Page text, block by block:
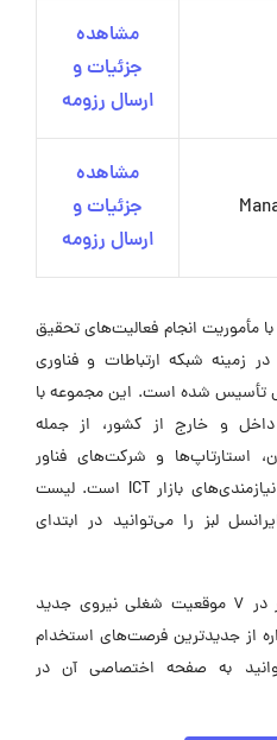
مشاهده
جزئیات و
ارسال رزومه
مشاهده
جزئیات و
ارسال رزومه
مجموعه ایرانسل‌لبز از سال ۱۳۹۸ با مأموریت انجام فعالیت‌های تحقیق
زمینه شبکه ارتباطات و فناوری
تأسیس شده است. این مجموعه با
و خارج از کشور، از جمله
استارتاپ‌ها و شرکت‌های فناور
فعالیت می‌کند. هدف آن تأمین نیازمندی‌های بازار ICT است. لیست
لبز را می‌توانید در ابتدای
ایرانسل لبز در حال حاضر در ۷ موقعیت شغلی نیروی جدید
از جدیدترین فرصت‌های استخدام
به صفحه اختصاصی آن در